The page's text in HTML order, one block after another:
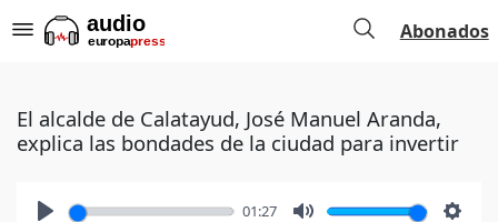
Abonados
El alcalde de Calatayud, José Manuel Aranda,
explica las bondades de la ciudad para invertir
01:27